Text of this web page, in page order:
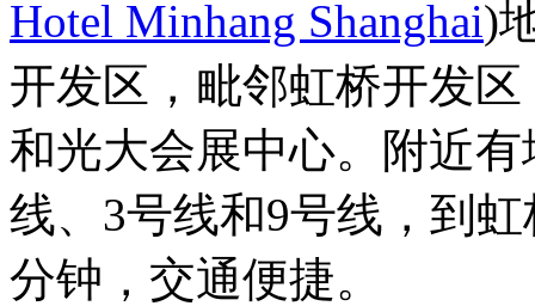
Hotel Minhang Shanghai)
开发区，毗邻虹桥开发
和光大会展中心。附近有
线、3号线和9号线，到
分钟，交通便捷。